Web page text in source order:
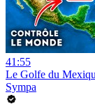
41:55
Le Golfe du
Sympa